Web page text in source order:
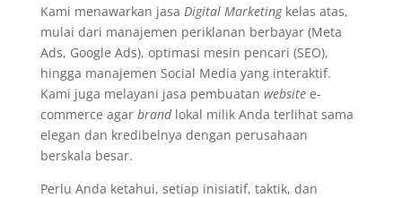
Kami menawarkan jasa Digital Marketingkelas atas,
mulai dari manajemen periklanan berbayar (Meta
Ads, Google Ads), optimasi mesin pencari (SEO),
hingga manajemen Social Media yang interaktif.
Kami juga melayani jasa pembuatan websitee-
commerce agar brandlokal milik Anda terlihat sama
elegan dan kredibelnya dengan perusahaan
berskala besar.
Perlu Anda ketahui, setiap inisiatif, taktik, dan